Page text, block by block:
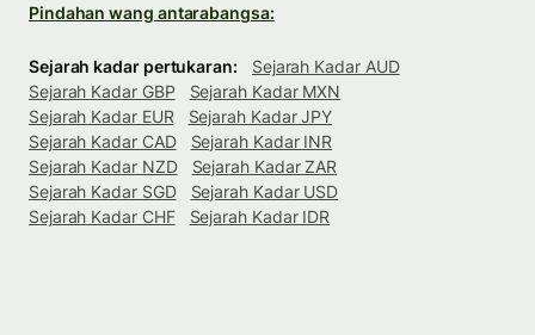
Pindahan wang antarabangsa:
Sejarah kadar pertukaran:
Sejarah Kadar AUD
Sejarah Kadar GBP
Sejarah Kadar MXN
Sejarah Kadar EUR
Sejarah Kadar JPY
Sejarah Kadar CAD
Sejarah Kadar INR
Sejarah Kadar NZD
Sejarah Kadar ZAR
Sejarah Kadar SGD
Sejarah Kadar USD
Sejarah Kadar CHF
Sejarah Kadar IDR